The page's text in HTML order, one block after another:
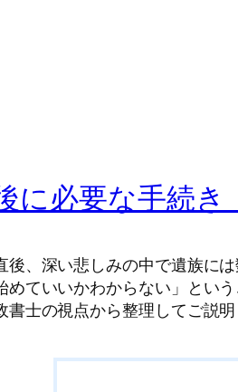
に必要な手続
後、深い悲しみの中で遺族に
めていいかわからない」とい
士の視点から整理してご説明